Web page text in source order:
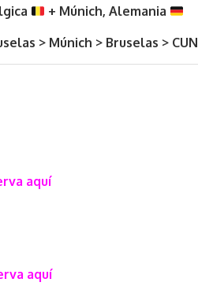
+ Múnich, Alemania
> Múnich > Bruselas > CUN
aquí
aquí